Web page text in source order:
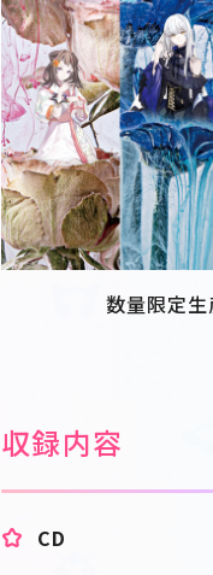
数量限定
収録内容
CD